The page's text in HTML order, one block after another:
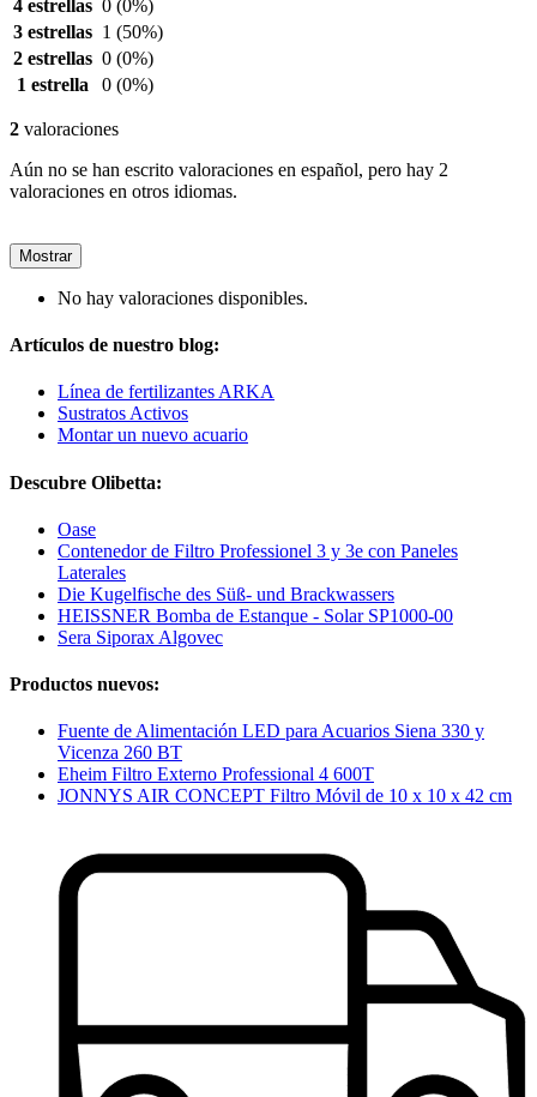
4 estrellas 0 (0%)
3 estrellas 1 (50%)
2 estrellas 0 (0%)
1 estrella
0 (0%)
2 valoraciones
Aún no se han escrito valoraciones en español, pero hay 2
valoraciones en otros idiomas.
Mostrar
No hay valoraciones disponibles.
Artículos de nuestro blog:
Línea de fertilizantes ARKA
Sustratos Activos
Montar un nuevo acuario
Descubre Olibetta:
Oase
Contenedor de Filtro Professionel 3 y 3e con Paneles
Laterales
Die Kugelfische des Süß- und Brackwassers
HEISSNER Bomba de Estanque - Solar SP1000-00
Sera Siporax Algovec
Productos nuevos:
Fuente de Alimentación LED para Acuarios Siena 330 y
Vicenza 260 BT
Eheim Filtro Externo Professional 4 600T
JONNYS AIR CONCEPT Filtro Móvil de 10 x 10 x 42 cm